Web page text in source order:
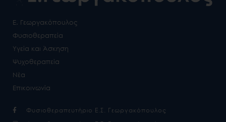
Ε. Γεωργακόπουλος
Φυσιοθεραπεία
Υγεία και Άσκηση
Ψυχοθεραπεία
Νέα
Επικοινωνία
Φυσιοθεραπευτήριο Ε.Σ. Γεωργακόπουλος